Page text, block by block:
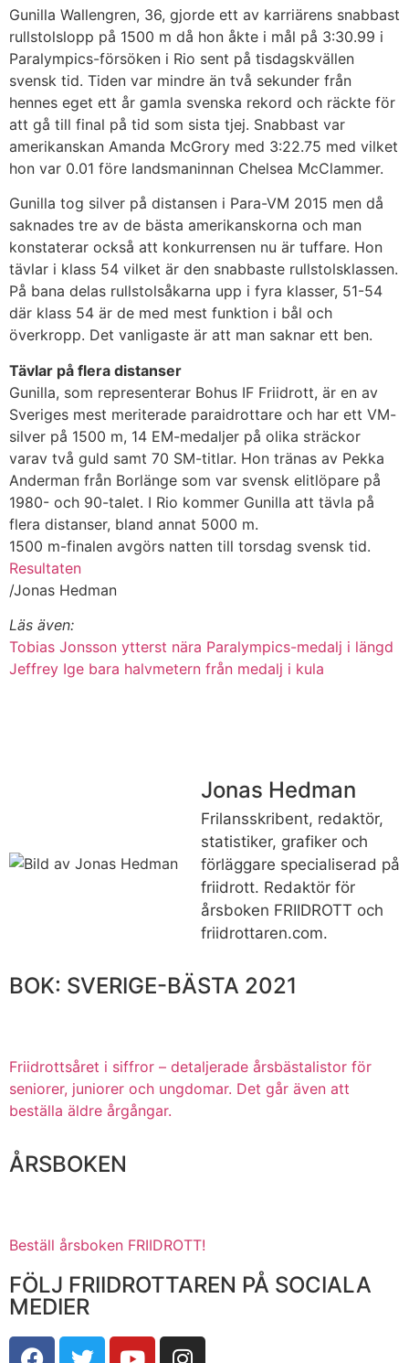
Gunilla Wallengren, 36, gjorde ett av karriärens snabbast
rullstolslopp på 1500 m då hon åkte i mål på 3:30.99 i
Paralympics-försöken i Rio sent på tisdagskvällen
svensk tid. Tiden var mindre än två sekunder från
hennes eget ett år gamla svenska rekord och räckte för
att gå till final på tid som sista tjej. Snabbast var
amerikanskan Amanda McGrory med 3:22.75 med vilket
hon var 0.01 före landsmaninnan Chelsea McClammer.
Gunilla tog silver på distansen i Para-VM 2015 men då
saknades tre av de bästa amerikanskorna och man
konstaterar också att konkurrensen nu är tuffare. Hon
tävlar i klass 54 vilket är den snabbaste rullstolsklassen.
På bana delas rullstolsåkarna upp i fyra klasser, 51-54
där klass 54 är de med mest funktion i bål och
överkropp. Det vanligaste är att man saknar ett ben.
Tävlar på flera distanser
Gunilla, som representerar Bohus IF Friidrott, är en av
Sveriges mest meriterade paraidrottare och har ett VM-
silver på 1500 m, 14 EM-medaljer på olika sträckor
varav två guld samt 70 SM-titlar. Hon tränas av Pekka
Anderman från Borlänge som var svensk elitlöpare på
1980- och 90-talet. I Rio kommer Gunilla att tävla på
flera distanser, bland annat 5000 m.
1500 m-finalen avgörs natten till torsdag svensk tid.
Resultaten
/Jonas Hedman
Läs även:
Tobias Jonsson ytterst nära Paralympics-medalj i längd
Jeffrey Ige bara halvmetern från medalj i kula
Jonas Hedman
Frilansskribent, redaktör,
statistiker, grafiker och
förläggare specialiserad på
friidrott. Redaktör för
årsboken FRIIDROTT och
friidrottaren.com.
BOK: SVERIGE-BÄSTA 2021
Friidrottsåret i siffror – detaljerade årsbästalistor för
seniorer, juniorer och ungdomar. Det går även att
beställa äldre årgångar.
ÅRSBOKEN
Beställ årsboken FRIIDROTT!
FÖLJ FRIIDROTTAREN PÅ SOCIALA
MEDIER